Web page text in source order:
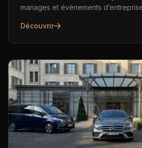
mariages et événements
Découvrir